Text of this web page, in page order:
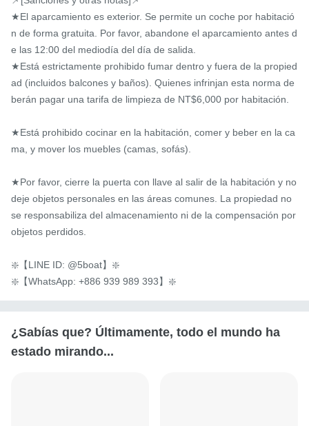
★El aparcamiento es exterior. Se permite un coche por habitació
n de forma gratuita. Por favor, abandone el aparcamiento antes d
e las 12:00 del mediodía del día de salida.
★Está estrictamente prohibido fumar dentro y fuera de la propied
ad (incluidos balcones y baños). Quienes infrinjan esta norma de
berán pagar una tarifa de limpieza de NT$6,000 por habitación.
★Está prohibido cocinar en la habitación, comer y beber en la ca
ma, y ​​mover los muebles (camas, sofás).
★Por favor, cierre la puerta con llave al salir de la habitación y no
deje objetos personales en las áreas comunes. La propiedad no
se responsabiliza del almacenamiento ni de la compensación por
objetos perdidos.
❇️【LINE ID: @5boat】❇️
❇️【WhatsApp: +886 939 989 393】❇️
¿Sabías que? Últimamente, todo el mundo ha
estado mirando...